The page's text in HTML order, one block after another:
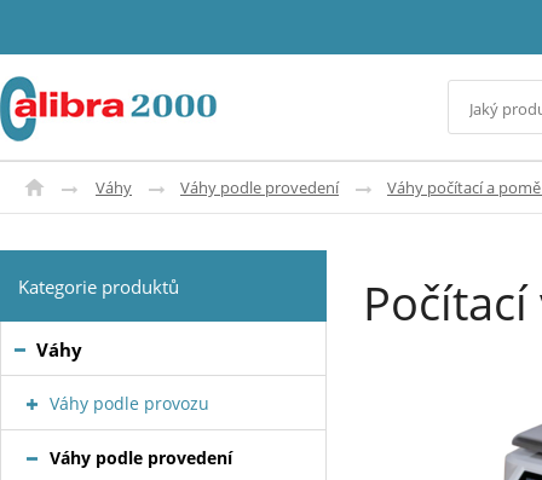
Váhy Váhy podle provedení Váhy počítací a
Kategorie produktů
Váhy
Váhy podle provozu
Váhy podle provedení